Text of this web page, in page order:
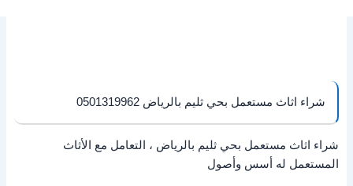
شراء اثاث مستعمل بحي ثليم بالرياض 0501319962
شراء اثاث مستعمل بحي ثليم بالرياض ، التعامل مع الأثاث
المستعمل له أسس وأصول